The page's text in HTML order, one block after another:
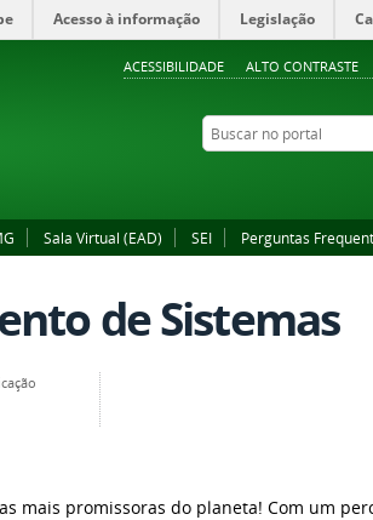
ACESSIBILIDADE ALTO CONTRASTE
Acesso à informação Legislação
Buscar no portal
Sala Virtual (EAD) SEI Perguntas
de Sistemas
mais promissoras do planeta! Com um